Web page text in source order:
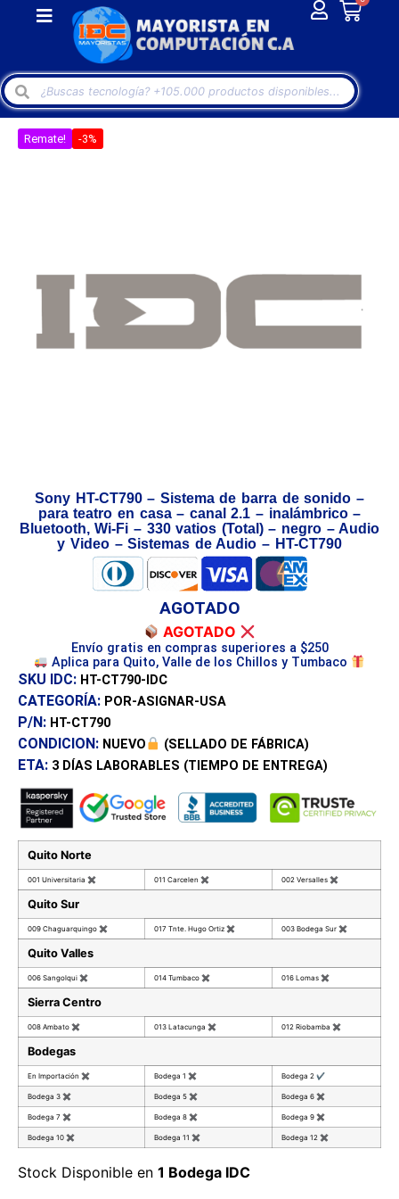
Remate! -3%
Sony HT-CT790 – Sistema de barra de sonido –
para teatro en casa – canal 2.1 – inalámbrico –
Bluetooth, Wi-Fi – 330 vatios (Total) – negro – Audio
y Video – Sistemas de Audio – HT-CT790
AGOTADO
AGOTADO
Envío gratis en compras superiores a $250
Aplica para Quito, Valle de los Chillos y Tumbaco
SKU IDC: HT-CT790-IDC
CATEGORÍA: POR-ASIGNAR-USA
P/N: HT-CT790
CONDICION: NUEVO (SELLADO DE FÁBRICA)
ETA: 3 DÍAS LABORABLES (TIEMPO DE ENTREGA)
Quito Norte
001 Universitaria ✖ 011 Carcelen ✖ 002 Versalles ✖
Quito Sur
009 Chaguarquingo ✖ 017 Tnte. Hugo Ortiz ✖ 003 Bodega Sur ✖
Quito Valles
006 Sangolqui ✖ 014 Tumbaco ✖ 016 Lomas ✖
Sierra Centro
008 Ambato ✖ 013 Latacunga ✖ 012 Riobamba ✖
Bodegas
En Importación ✖ Bodega 1 ✖ Bodega 2 ✔
Bodega 3 ✖ Bodega 5 ✖ Bodega 6 ✖
Bodega 7 ✖ Bodega 8 ✖ Bodega 9 ✖
Bodega 10 ✖ Bodega 11 ✖ Bodega 12 ✖
Stock Disponible en 1 Bodega IDC